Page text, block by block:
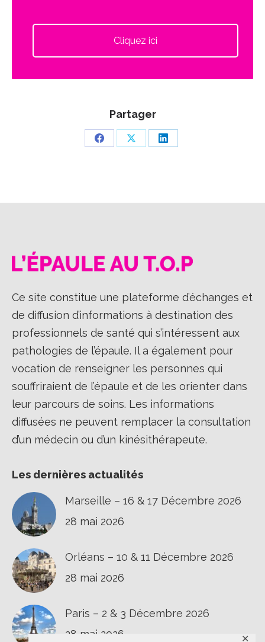
✕
Cliquez ici
Partager
PartagerPartagerPartager
Ce site constitue une plateforme d’échanges et
de diffusion d’informations à destination des
professionnels de santé qui s’intéressent aux
pathologies de l’épaule. Il a également pour
vocation de renseigner les personnes qui
souffriraient de l’épaule et de les orienter dans
leur parcours de soins. Les informations
diffusées ne peuvent remplacer la consultation
d’un médecin ou d’un kinésithérapeute.
Les dernières actualités
Marseille – 16 & 17 Décembre 2026
28 mai 2026
Orléans – 10 & 11 Décembre 2026
28 mai 2026
Paris – 2 & 3 Décembre 2026
28 mai 2026